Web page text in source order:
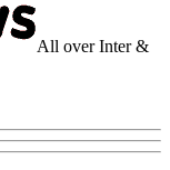
All over Inter &